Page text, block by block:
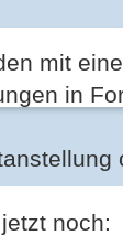
mit
in
noch: